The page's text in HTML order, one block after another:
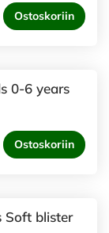
Ostoskoriin
0-6 years
Ostoskoriin
Soft blister